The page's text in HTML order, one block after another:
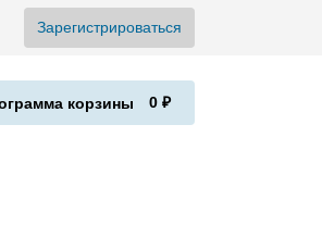
Зарегистрироваться
0 ₽